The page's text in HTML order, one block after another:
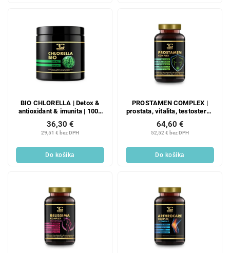
BIO CHLORELLA | Detox &
antioxidant & imunita | 1000
29,51 € bez DPH
36,30 €
Do košíka
PROSTAMEN COMPLEX |
prostata, vitalita, testosterón
52,52 € bez DPH
64,60 €
Do košíka